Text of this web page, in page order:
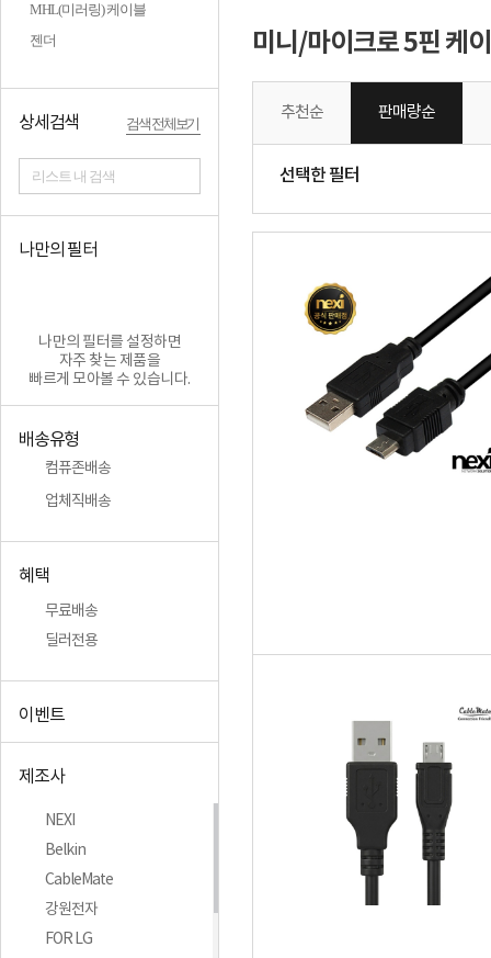
MHL(미러링) 케이블
젠더
상세검색 검색 전체보기
리스트 내 검색
나만의 필터
나만의 필터를 설정하면
자주 찾는 제품을
빠르게 모아볼 수 있습니다.
배송유형
컴퓨존배송
업체직배송
혜택
무료배송
딜러전용
이벤트
제조사
NEXI
Belkin
CableMate
강원전자
FOR LG
미니/마이크로 5핀 케
추천순 판매량순
선택한 필터